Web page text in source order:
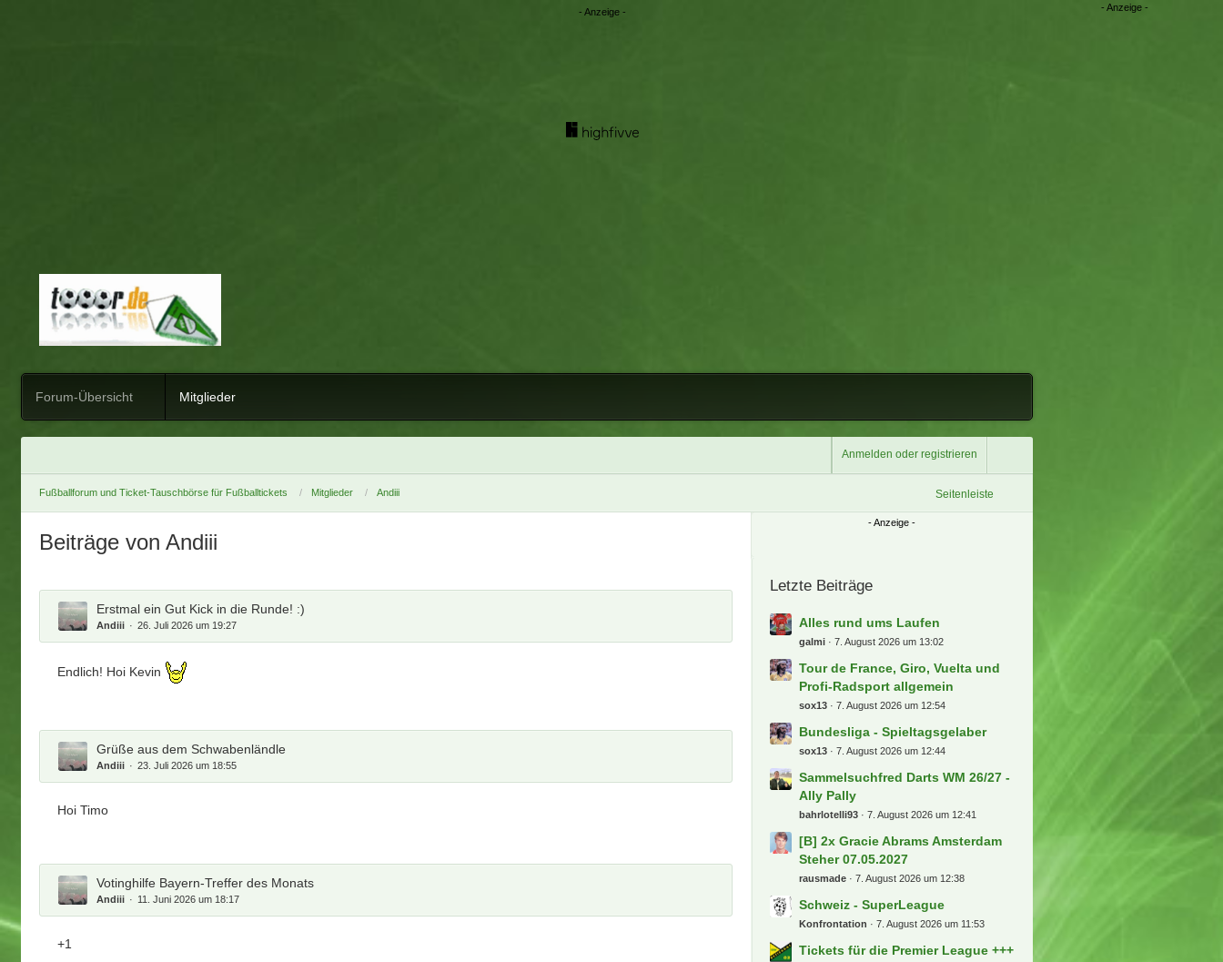
Forum-Übersicht Mitglieder
Anmelden oder registrieren
Fußballforum und Ticket-Tauschbörse für Fußballtickets Mitglieder Andiii Seitenleiste
Beiträge von Andiii
Erstmal ein Gut Kick in die Runde! :)
Andiii 26. Juli 2026 um 19:27
Endlich! Hoi Kevin
Grüße aus dem Schwabenländle
Andiii 23. Juli 2026 um 18:55
Hoi Timo
Votinghilfe Bayern-Treffer des Monats
Andiii 11. Juni 2026 um 18:17
+1
Letzte Beiträge
Alles rund ums Laufen
galmi 7. August 2026 um 13:02
Tour de France, Giro, Vuelta und
Profi-Radsport allgemein
sox13 7. August 2026 um 12:54
Bundesliga - Spieltagsgelaber
sox13 7. August 2026 um 12:44
Sammelsuchfred Darts WM 26/27 -
Ally Pally
bahrlotelli93 7. August 2026 um 12:41
[B] 2x Gracie Abrams Amsterdam
Steher 07.05.2027
rausmade 7. August 2026 um 12:38
Schweiz - SuperLeague
Konfrontation 7. August 2026 um 11:53
Tickets für die Premier League +++